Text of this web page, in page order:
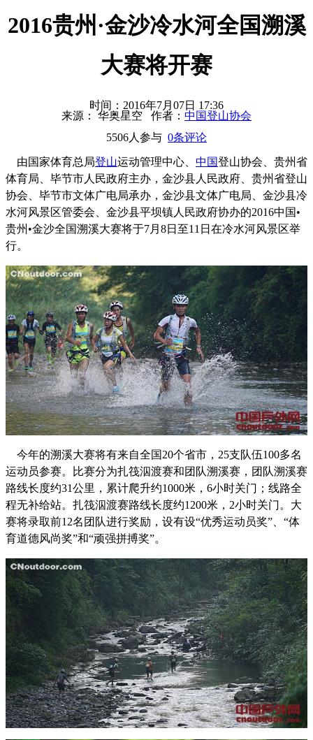
2016贵州·金沙冷水河全国溯溪
大赛将开赛
时间：2016年7月07日 17:36
来源： 华奥星空 作者： 中国登山协会
5506人参与 0条评论
由国家体育总局登山运动管理中心、 中国登山协会、贵州省
体育局、毕节市人民政府主办，金沙县人民政府、贵州省登山
协会、毕节市文体广电局承办，金沙县文体广电局、金沙县冷
水河风景区管委会、金沙县平坝镇人民政府协办的2016中国•
贵州•金沙全国溯溪大赛将于7月8日至11日在冷水河风景区举
行。
今年的溯溪大赛将有来自全国20个省市，25支队伍100多名
运动员参赛。比赛分为扎筏泅渡赛和团队溯溪赛，团队溯溪赛
路线长度约31公里，累计爬升约1000米，6小时关门；线路全
程无补给站。扎筏泅渡赛路线长度约1200米，2小时关门。大
赛将录取前12名团队进行奖励，设有设“优秀运动员奖”、“体
育道德风尚奖”和“顽强拼搏奖”。